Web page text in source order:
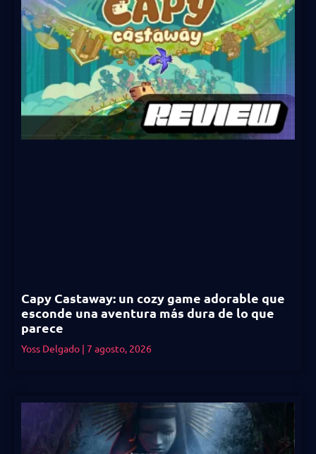
Capy Castaway: un cozy game adorable que
esconde una aventura más dura de lo que
parece
Yoss Delgado 7 agosto, 2026